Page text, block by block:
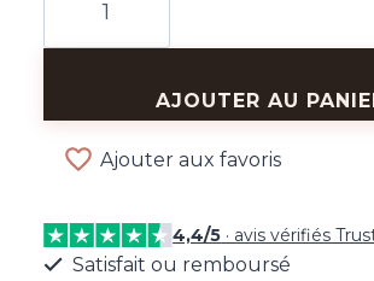
Boucles
AJOUTER AU
Ajouter aux favoris
4,4/5 · avis vérifiés
Satisfait ou remboursé